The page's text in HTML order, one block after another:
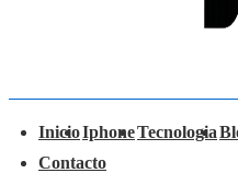
InicioIphoneTecnologia
Contacto